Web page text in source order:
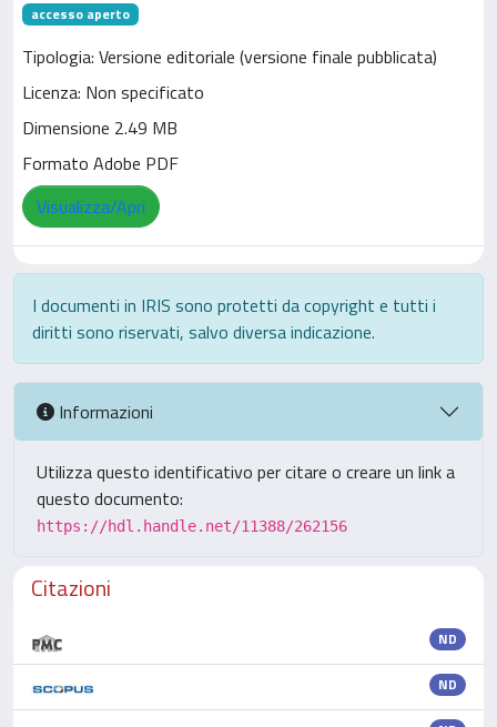
accesso aperto
Tipologia: Versione editoriale (versione finale pubblicata)
Licenza: Non specificato
Dimensione 2.49 MB
Formato Adobe PDF
Visualizza/Apri
I documenti in IRIS sono protetti da copyright e tutti i
diritti sono riservati, salvo diversa indicazione.
Informazioni
Utilizza questo identificativo per citare o creare un link a
questo documento:
https://hdl.handle.net/11388/262156
Citazioni
ND
ND